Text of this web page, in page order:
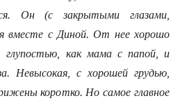
Он (с закрытыми глазами,
вместе с Диной. От нее хорошо
глупостью, как мама с папой, и
Невысокая, с хорошей грудью,
коротко. Но самое главное